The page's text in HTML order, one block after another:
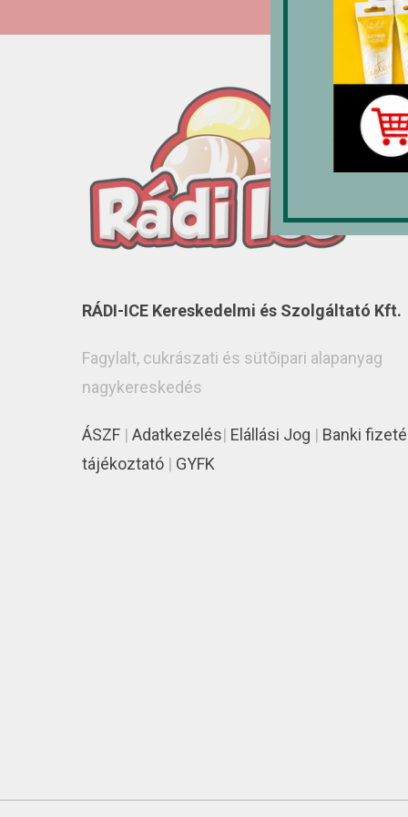
RÁDI-ICE Kereskedelmi és Szolgáltató Kft.
Fagylalt, cukrászati és sütőipari alapanyag
nagykereskedés
ÁSZF | Adatkezelés| Elállási Jog | Banki
tájékoztató | GYFK